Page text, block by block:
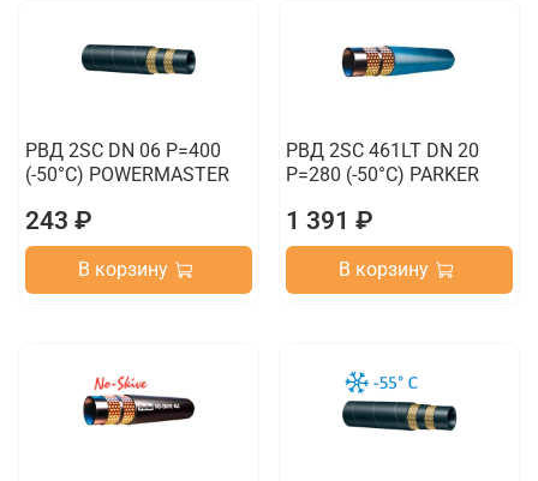
РВД 2SC DN 06 P=400
(-50°C) POWERMASTER
243 ₽
В корзину
РВД 2SC 461LT DN 20
P=280 (-50°C) PARKER
1 391 ₽
В корзину